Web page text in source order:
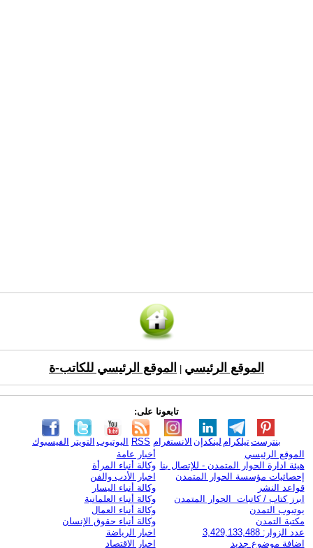
الموقع الرئيسي الموقع الرئيسي للكاتب-ة
تابعونا على:
الفيسبوك التويتر اليوتيوب RSS الانستغرام لينكدإن تيلكرامبنترست
الموقع الرئيسي
هيئة ادارة الحوار المتمدن - للإتصال بنا
إحصائيات مؤسسة الحوار المتمدن
قواعد النشر
ابرز كتاب / كاتبات الحوار المتمدن
يوتيوب التمدن
مكتبة التمدن
عدد الزوار: 3,429,133,488
اضافة موضوع جديد
أخبار عامة
وكالة أنباء المرأة
اخبار الأدب والفن
وكالة أنباء اليسار
وكالة أنباء العلمانية
وكالة أنباء العمال
وكالة أنباء حقوق الإنسان
اخبار الرياضة
اخبار الاقتصاد